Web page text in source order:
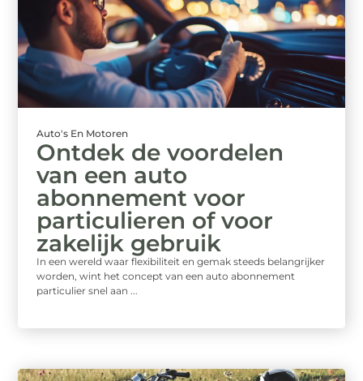
Auto's En Motoren
Ontdek de voordelen
van een auto
abonnement voor
particulieren of voor
zakelijk gebruik
In een wereld waar flexibiliteit en gemak steeds belangrijker
worden, wint het concept van een auto abonnement
particulier snel aan ...